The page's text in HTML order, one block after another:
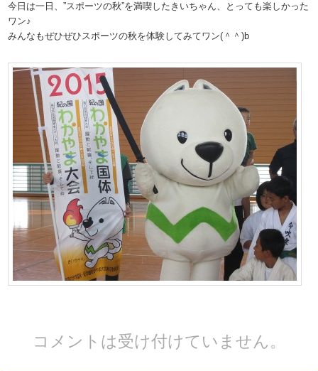
今日は一日、”スポーツの秋”を満喫したきいちゃん、とっても楽しかった
ワン♪
みんなもぜひぜひスポーツの秋を体験してみてワン(＾＾)b
コメントは受け付けていません。